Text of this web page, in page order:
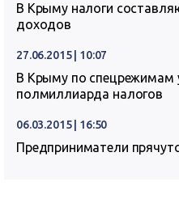
В Крыму налоги
доходов
27.06.2015 | 10:07
В Крыму по спецрежимам
полмиллиарда налогов
06.03.2015 | 16:50
Предприниматели